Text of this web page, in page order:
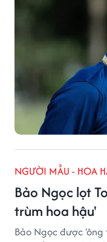
NGƯỜI MẪU - HOA
Bảo Ngọc lọt
trùm hoa hậu'
Bảo Ngọc được